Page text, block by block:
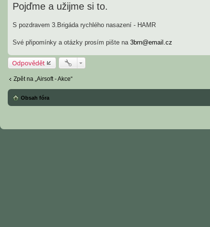
Pojďme a užijme si to.
S pozdravem 3.Brigáda rychlého nasazení - HAMR
Své připomínky a otázky prosím pište na 3brn@email.cz
Odpovědět
Zpět na „Airsoft - Akce“
Obsah fóra